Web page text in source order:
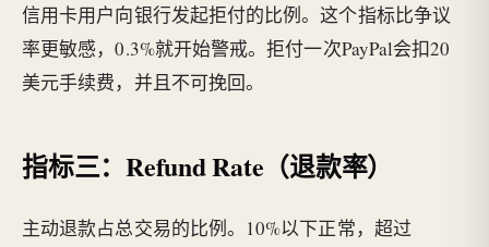
信用卡用户向银行发起拒付的比例。这个指标比争议
率更敏感，0.3%就开始警戒。拒付一次PayPal会扣20
美元手续费，并且不可挽回。
指标三：Refund Rate（退款率）
主动退款占总交易的比例。10%以下正常，超过